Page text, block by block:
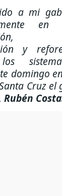
a mi
en
y
domingo
Cruz el
Rubén